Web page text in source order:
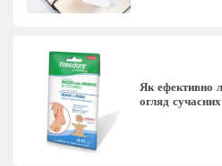
Як ефективно
огляд